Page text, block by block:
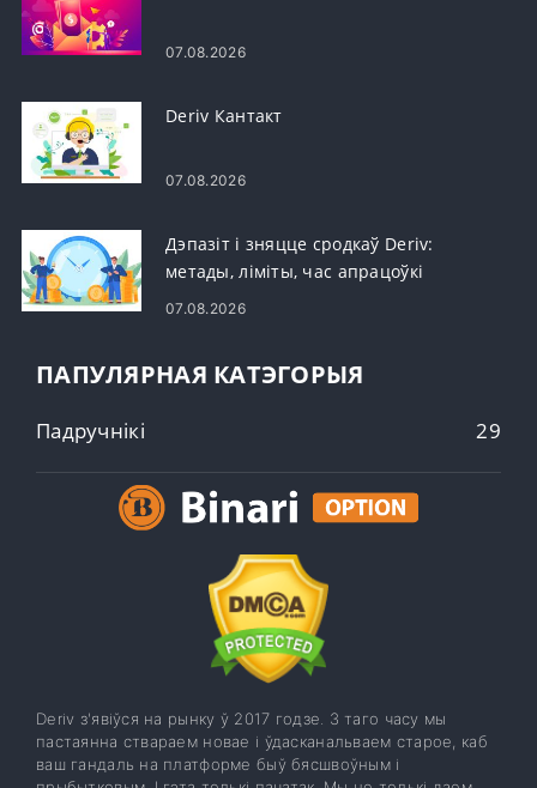
07.08.2026
Deriv Кантакт
07.08.2026
Дэпазіт і зняцце сродкаў Deriv:
метады, ліміты, час апрацоўкі
07.08.2026
ПАПУЛЯРНАЯ КАТЭГОРЫЯ
Падручнікі 29
Deriv з'явіўся на рынку ў 2017 годзе. З таго часу мы
пастаянна ствараем новае і ўдасканальваем старое, каб
ваш гандаль на платформе быў бясшвоўным і